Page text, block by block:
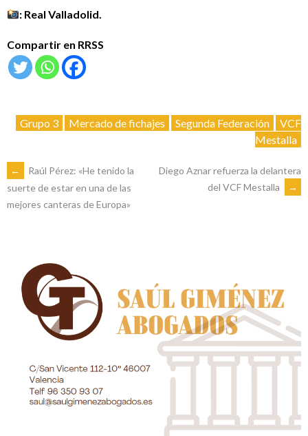
: Real Valladolid.
Compartir en RRSS
Grupo 3 Mercado de fichajes Segunda Federación
VCF
Mestalla
NAVEGACIÓN
DE
ENTRADAS
←
Raúl Pérez: «He tenido la
suerte de estar en una de las
mejores canteras de Europa»
Diego Aznar refuerza la delantera
del VCF Mestalla
→